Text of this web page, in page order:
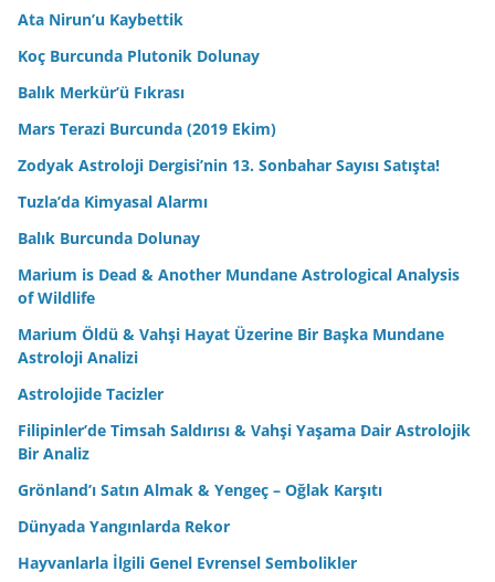
Ata Nirun’u Kaybettik
Koç Burcunda Plutonik Dolunay
Balık Merkür’ü Fıkrası
Mars Terazi Burcunda (2019 Ekim)
Zodyak Astroloji Dergisi’nin 13. Sonbahar Sayısı Satışta!
Tuzla’da Kimyasal Alarmı
Balık Burcunda Dolunay
Marium is Dead & Another Mundane Astrological Analysis
of Wildlife
Marium Öldü & Vahşi Hayat Üzerine Bir Başka Mundane
Astroloji Analizi
Astrolojide Tacizler
Filipinler’de Timsah Saldırısı & Vahşi Yaşama Dair Astrolojik
Bir Analiz
Grönland’ı Satın Almak & Yengeç – Oğlak Karşıtı
Dünyada Yangınlarda Rekor
Hayvanlarla İlgili Genel Evrensel Sembolikler